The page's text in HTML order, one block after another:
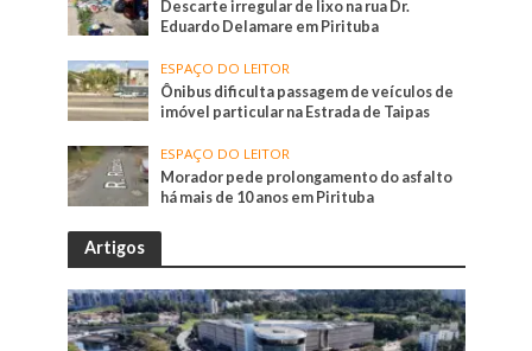
Descarte irregular de lixo na rua Dr.
Eduardo Delamare em Pirituba
ESPAÇO DO LEITOR
Ônibus dificulta passagem de veículos de
imóvel particular na Estrada de Taipas
ESPAÇO DO LEITOR
Morador pede prolongamento do asfalto
há mais de 10 anos em Pirituba
Artigos